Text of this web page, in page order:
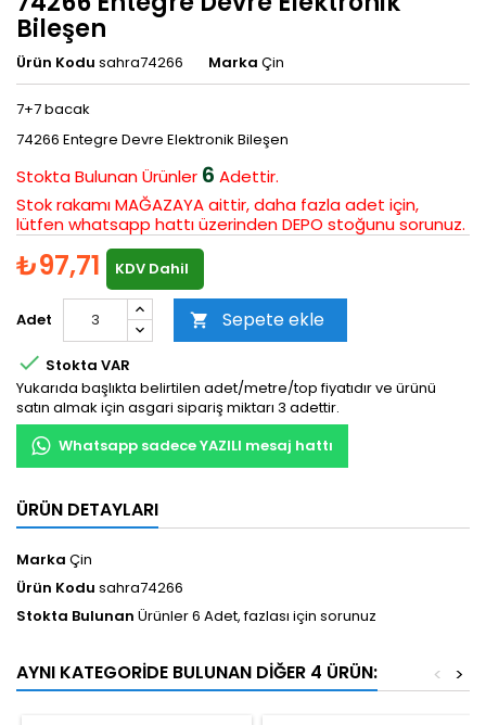
Bileşen
Ürün Kodu sahra74266 Marka Çin
7+7 bacak
74266 Entegre Devre Elektronik Bileşen
Stokta BulunanÜrünler 6 Adettir.
Stok rakamı MAĞAZAYA aittir, daha fazla adet için,
lütfen whatsapp hattı üzerinden DEPO stoğunu sorunuz.
₺97,71 KDV Dahil
Adet  Sepete ekle
 Stokta VAR
Yukarıda başlıkta belirtilen adet/metre/top fiyatıdır ve ürünü
satın almak için asgari sipariş miktarı 3 adettir.
Whatsapp sadece YAZILI mesaj hattı
ÜRÜN DETAYLARI
Marka Çin
Ürün Kodu sahra74266
Stokta Bulunan Ürünler 6 Adet, fazlası için sorunuz
AYNI KATEGORIDE BULUNAN DIĞER 4 ÜRÜN: >
<